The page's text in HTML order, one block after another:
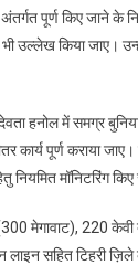
पूर्ण किए जाने के
किया जाए।
हनोल में समग्र
कार्य पूर्ण कराया
नियमित मॉनिटरिंग
(300 मेगावाट),
सहित टिहरी